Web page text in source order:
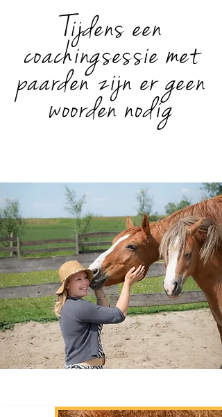
Tijdens een
coachingsessie met
paarden zijn er geen
woorden nodig